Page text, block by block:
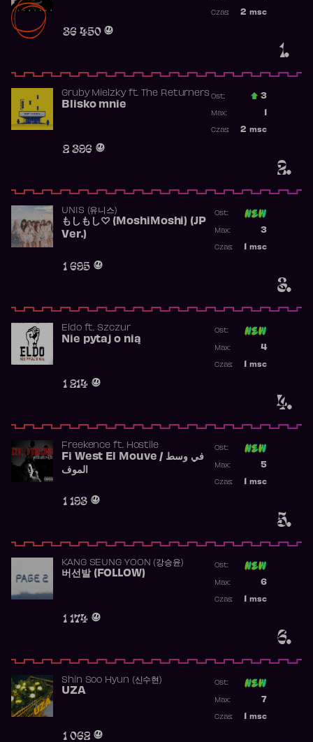
1.
36 450
2 msc
Czas:
2.
Gruby Mielzkyft. The Returners
Blisko mnie
2 396
Ost.: 3
Max:
2 msc
Czas:
3.
UNIS (유니스)
もしもし♡ (MoshiMoshi) (JP
Ver.)
1 695
Ost:
3
Max:
msc
Czas:
4.
Eldoft. Szczur
Nie pytaj o nią
1 214
Ost:
4
Max:
msc
Czas:
5.
Freekence ft. Hostile
Fi West El Mouve / في وسط
الموف
1 193
Ost:
5
Max:
msc
Czas:
6.
KANG SEUNG YOON (강승윤)
버선발 (FOLLOW)
1 174
Ost:
6
Max:
msc
Czas:
Shin Soo Hyun (신수현)
UZA
1 062
Ost:
7
Max:
msc
Czas: